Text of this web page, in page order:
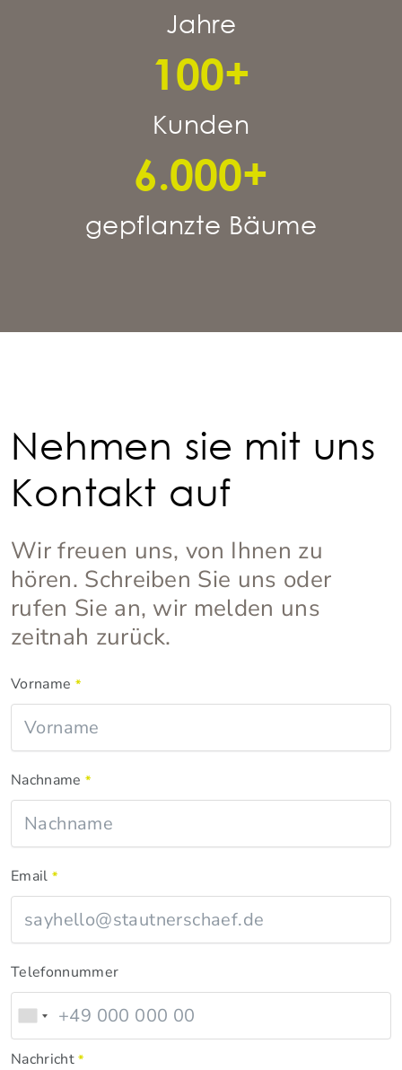
Jahre
100+
Kunden
6.000+
gepflanzte Bäume
Nehmen sie mit uns
Kontakt auf
Wir freuen uns, von Ihnen zu
hören. Schreiben Sie uns oder
rufen Sie an, wir melden uns
zeitnah zurück.
Vorname *
Nachname *
Email *
Telefonnummer
Nachricht *